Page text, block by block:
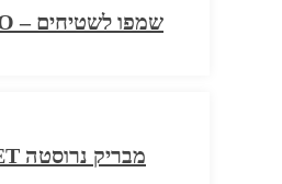
שמפו לשטיחים – RINNOVO
מבריק נרוסטה SATINET